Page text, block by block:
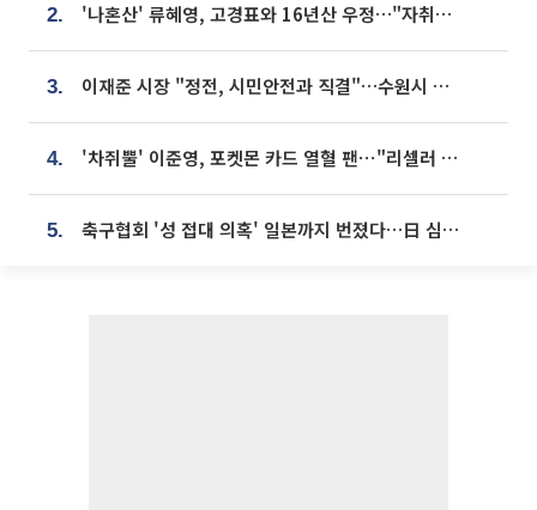
2. '나혼산' 류혜영, 고경표와 16년산 우정…"자취방서 부모님과 마주쳐"
3. 이재준 시장 "정전, 시민안전과 직결"…수원시 비상대응체계 가동
4. '차쥐뿔' 이준영, 포켓몬 카드 열혈 팬⋯"리셀러 처단할 것"
5. 축구협회 '성 접대 의혹' 일본까지 번졌다…日 심판 실명 공개